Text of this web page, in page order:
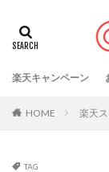
楽天キャンペーン
HOME 楽天
TAG